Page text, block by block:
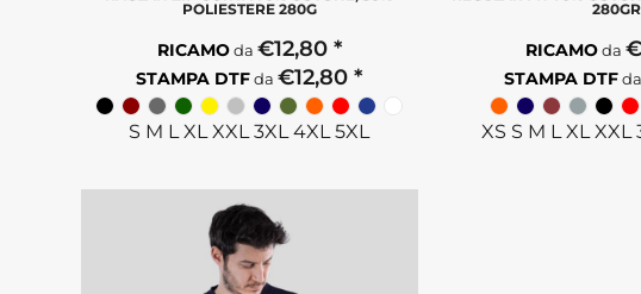
POLIESTERE 280G
RICAMOda €12,80 *
STAMPA DTF da€12,80*
S M L XL XXL 3XL 4XL 5XL
280GR
RICAMOda
STAMPA DTF
XS S M L XL XXL